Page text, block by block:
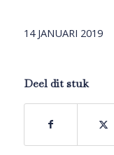
14 JANUARI 2019
Deel dit stuk